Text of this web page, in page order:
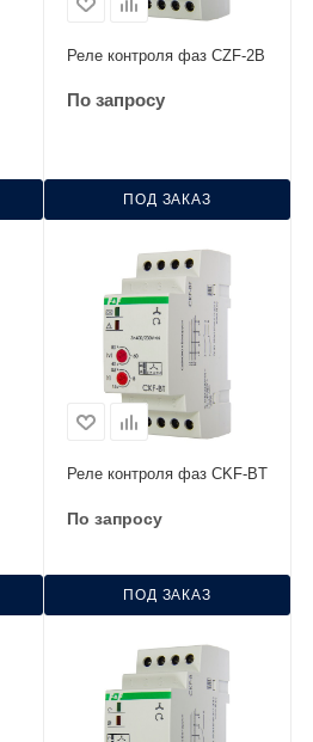
Реле контроля фаз CZF-2В
По запросу
ПОД ЗАКАЗ
Реле контроля фаз CKF-BТ
По запросу
ПОД ЗАКАЗ